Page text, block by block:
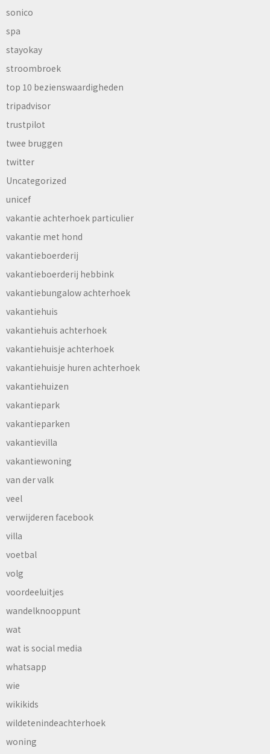
sonico
spa
stayokay
stroombroek
top 10 bezienswaardigheden
tripadvisor
trustpilot
twee bruggen
twitter
Uncategorized
unicef
vakantie achterhoek particulier
vakantie met hond
vakantieboerderij
vakantieboerderij hebbink
vakantiebungalow achterhoek
vakantiehuis
vakantiehuis achterhoek
vakantiehuisje achterhoek
vakantiehuisje huren achterhoek
vakantiehuizen
vakantiepark
vakantieparken
vakantievilla
vakantiewoning
van der valk
veel
verwijderen facebook
villa
voetbal
volg
voordeeluitjes
wandelknooppunt
wat
wat is social media
whatsapp
wie
wikikids
wildetenindeachterhoek
woning